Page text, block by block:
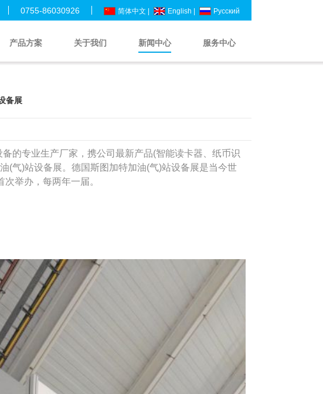
0755-86030926 简体中文 | English | Pусский
产品方案 关于我们 新闻中心 服务中心
备展
的专业生产厂家，携公司最新产品(智能读卡器、纸币识
(气)站设备展。德国斯图加特加油(气)站设备展是当今世
次举办，每两年一届。